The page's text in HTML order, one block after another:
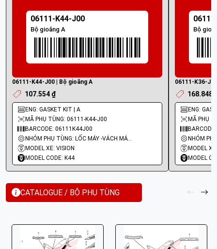
06111-K44-J00
Bộ gioăng A
06111-K44-J00 | Bộ gioăng A
107.554 ₫
ENG: GASKET KIT | A
MÃ PHỤ TÙNG: 06111-K44-J00
BARCODE: 06111K44J00
NHÓM PHỤ TÙNG: LỐC MÁY -VÁCH MÁY - GIOĂNG MÁY
MODEL XE: VISION
MODEL CODE: K44
Bộ
06111-K36-
168.848
ENG:
MÃ PHỤ
MODEL
MODEL
CATALOGUE / BỘ PHỤ TÙNG